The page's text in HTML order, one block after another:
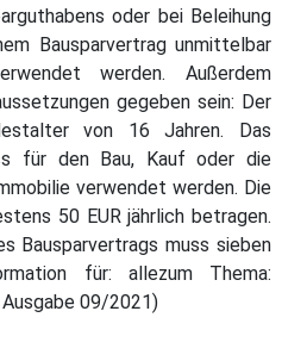
oder bei Beleihung
Bausparvertrag unmittelbar
werden. Außerdem
gegeben sein: Der
von 16 Jahren. Das
für den Bau, Kauf oder die
verwendet werden. Die
50 EUR jährlich betragen.
Bausparvertrags muss sieben
für: allezum Thema:
09/2021)